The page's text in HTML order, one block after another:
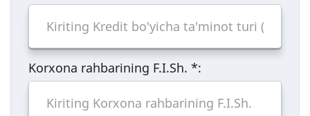
Korxona rahbarining F.I.Sh. *: